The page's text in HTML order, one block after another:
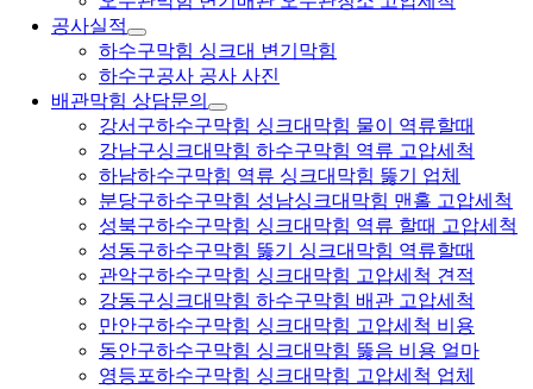
공사실적
하수구막힘 싱크대 변기막힘
하수구공사 공사 사진
배관막힘 상담문의
강서구하수구막힘 싱크대막힘 물이 역류할때
강남구싱크대막힘 하수구막힘 역류 고압세척
하남하수구막힘 역류 싱크대막힘 뚫기 업체
분당구하수구막힘 성남싱크대막힘 맨홀 고압세척
성북구하수구막힘 싱크대막힘 역류 할때 고압세척
성동구하수구막힘 뚫기 싱크대막힘 역류할때
관악구하수구막힘 싱크대막힘 고압세척 견적
강동구싱크대막힘 하수구막힘 배관 고압세척
만안구하수구막힘 싱크대막힘 고압세척 비용
동안구하수구막힘 싱크대막힘 뚫음 비용 얼마
영등포하수구막힘 싱크대막힘 고압세척 업체